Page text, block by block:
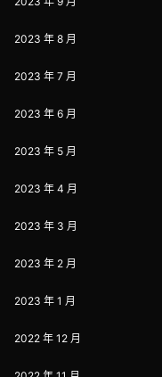
2023 年 8 月
2023 年 7 月
2023 年 6 月
2023 年 5 月
2023 年 4 月
2023 年 3 月
2023 年 2 月
2023 年 1 月
2022 年 12 月